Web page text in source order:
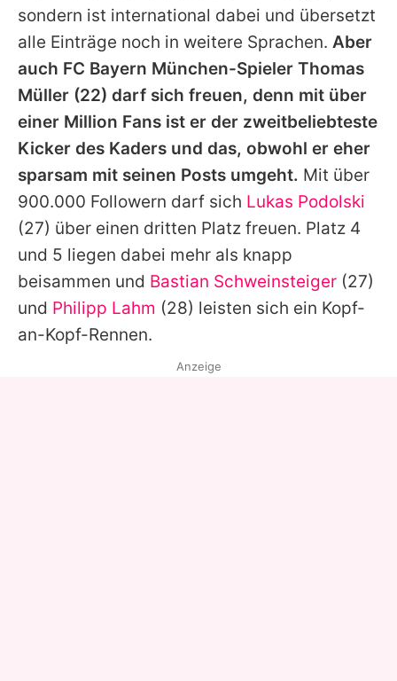
sondern ist international dabei und übersetzt
alle Einträge noch in weitere Sprachen. Aber
auch FC Bayern München-Spieler Thomas
Müller (22) darf sich freuen, denn mit über
einer Million Fans ist er der zweitbeliebteste
Kicker des Kaders und das, obwohl er eher
sparsam mit seinen Posts umgeht. Mit über
900.000 Followern darf sich Lukas Podolski
(27) über einen dritten Platz freuen. Platz 4
und 5 liegen dabei mehr als knapp
beisammen und Bastian Schweinsteiger (27)
und Philipp Lahm (28) leisten sich ein Kopf-
an-Kopf-Rennen.
Anzeige